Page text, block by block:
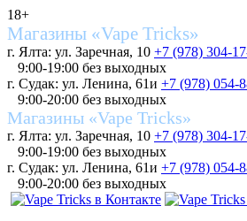
18+
Магазины «Vape Tricks»
г. Ялта: ул. Заречная, 10 +7 (978) 304-
9:00-19:00 без выходных
г. Судак: ул. Ленина, 61и +7 (978) 054-
9:00-20:00 без выходных
Магазины «Vape Tricks»
г. Ялта: ул. Заречная, 10 +7 (978) 304-
9:00-19:00 без выходных
г. Судак: ул. Ленина, 61и +7 (978) 054-
9:00-20:00 без выходных